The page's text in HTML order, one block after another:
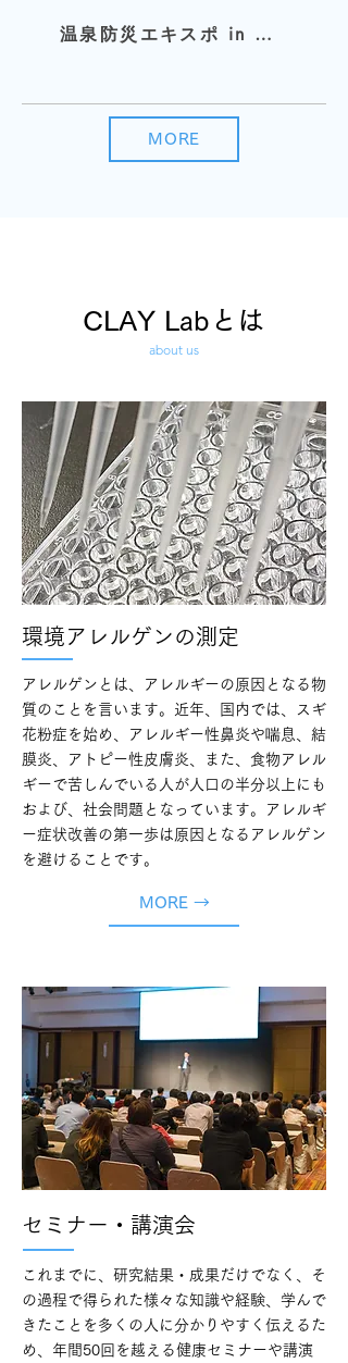
温泉防災エキスポ in 伊香保
MORE
CLAY Labとは
about us
環境アレルゲンの測定
アレルゲンとは、アレルギーの原因となる物
質のことを言います。近年、国内では、スギ
花粉症を始め、アレルギー性鼻炎や喘息、結
膜炎、アトピー性皮膚炎、また、食物アレル
ギーで苦しんでいる人が人口の半分以上にも
および、社会問題となっています。アレルギ
ー症状改善の第一歩は原因となるアレルゲン
を避けることです。
MORE →
セミナー・講演会
これまでに、研究結果・成果だけでなく、そ
の過程で得られた様々な知識や経験、学んで
きたことを多くの人に分かりやすく伝えるた
め、年間50回を越える健康セミナーや講演